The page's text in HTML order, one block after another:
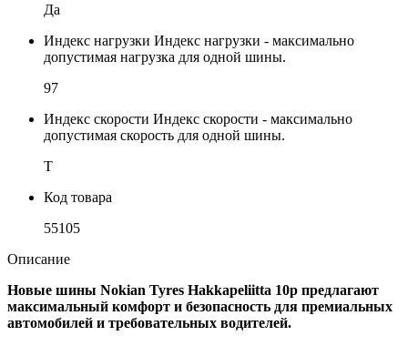
Да
Индекс нагрузки Индекс нагрузки - максимально
допустимая нагрузка для одной шины.
97
Индекс скорости Индекс скорости - максимально
допустимая скорость для одной шины.
T
Код товара
55105
Описание
Новые шины Nokian Tyres Hakkapeliitta 10p предлагают
максимальный комфорт и безопасность для премиальных
автомобилей и требовательных водителей.